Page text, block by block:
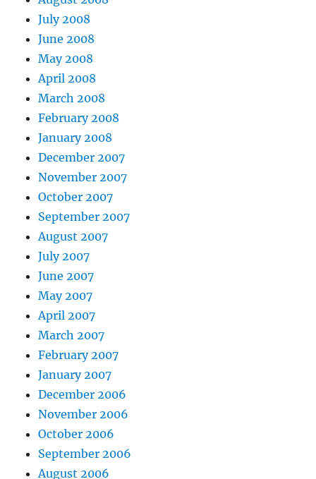
July 2008
June 2008
May 2008
April 2008
March 2008
February 2008
January 2008
December 2007
November 2007
October 2007
September 2007
August 2007
July 2007
June 2007
May 2007
April 2007
March 2007
February 2007
January 2007
December 2006
November 2006
October 2006
September 2006
August 2006